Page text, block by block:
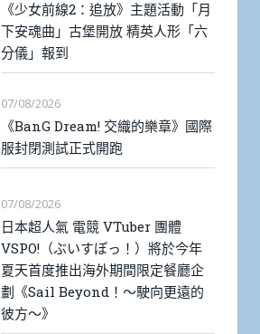
《少女前線2：追放》主題活動「月
下安魂曲」古堡開放 精英人形「六
分儀」報到
07/08/2026
《BanG Dream! 交織的樂章》國際
服封閉測試正式開跑
07/08/2026
日本超人氣 電競 VTuber 團體
VSPO!（ぶいすぽっ！）將於今年
夏天首度推出海外期間限定餐廳企
劃《Sail Beyond！～駛向更遠的
彼方～》